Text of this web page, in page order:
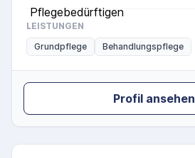
LEISTUNGEN
Grundpflege
Behandlungspflege
Profil ansehen